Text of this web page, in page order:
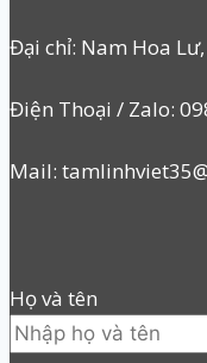
Đại chỉ: Nam Hoa
Điện Thoại / Zalo:
Mail:
Họ và tên